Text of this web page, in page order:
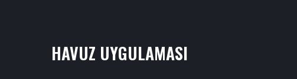
HAVUZ UYGULAMASI